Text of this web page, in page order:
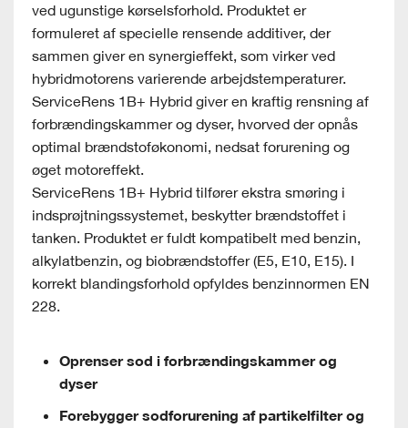
ved ugunstige kørselsforhold. Produktet er
formuleret af specielle rensende additiver, der
sammen giver en synergieffekt, som virker ved
hybridmotorens varierende arbejdstemperaturer.
ServiceRens 1B+ Hybrid giver en kraftig rensning af
forbrændingskammer og dyser, hvorved der opnås
optimal brændstoføkonomi, nedsat forurening og
øget motoreffekt.
ServiceRens 1B+ Hybrid tilfører ekstra smøring i
indsprøjtningssystemet, beskytter brændstoffet i
tanken. Produktet er fuldt kompatibelt med benzin,
alkylatbenzin, og biobrændstoffer (E5, E10, E15). I
korrekt blandingsforhold opfyldes benzinnormen EN
228.
Oprenser sod i forbrændingskammer og
dyser
Forebygger sodforurening af partikelfilter og